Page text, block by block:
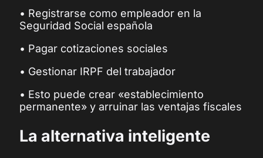
• Registrarse como empleador en la
Seguridad Social española
• Pagar cotizaciones sociales
• Gestionar IRPF del trabajador
• Esto puede crear «establecimiento
permanente» y arruinar las ventajas fiscales
La alternativa inteligente